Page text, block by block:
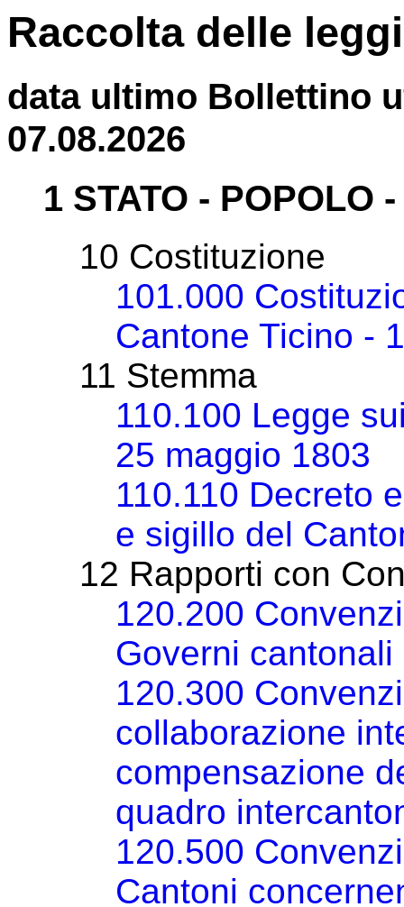
Raccolta delle
data ultimo Bollettino
07.08.2026
1 STATO - POPOLO
10 Costituzione
101.000
Cantone Ticino -
11 Stemma
110.100 Legge
25 maggio 1803
110.110 Decreto
e sigillo del
12 Rapporti con
120.200
Governi
120.300
collaborazione
compensazione
quadro
120.500
Cantoni